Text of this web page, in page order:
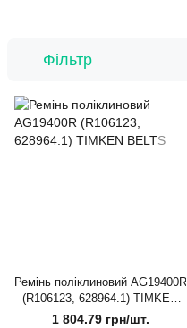
Фільтр
Ремінь поліклиновий AG19400R
(R106123, 628964.1) TIMKEN
BELTS
1 804.79 грн/шт.